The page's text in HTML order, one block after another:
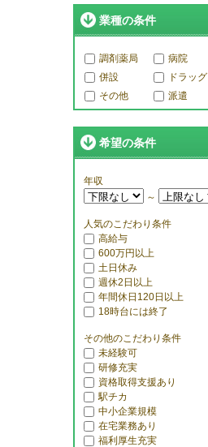
業種の条件
調剤薬局
病院
併設
ドラッグ
その他
派遣
希望の条件
年収
～
人気のこだわり条件
高給与
600万円以上
土日休み
週休2日以上
年間休日120日以上
18時台には終了
その他のこだわり条件
未経験可
研修充実
資格取得支援あり
駅チカ
中小企業規模
在宅業務あり
福利厚生充実